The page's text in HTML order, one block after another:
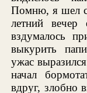
Помню, я шел
летний
вздумалось
выкурить
ужас
начал
вдруг, злобно